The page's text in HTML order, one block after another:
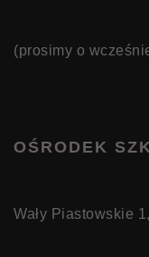
(prosimy o
OŚRODEK
Wały Piastowskie